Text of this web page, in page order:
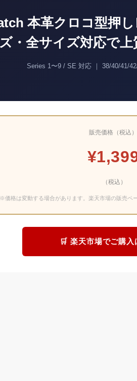
本革クロコ型押
・全サイズ対応で
Series 1〜9 / SE 対応 ｜ 38/40/41/
販売価格（税込）
（税込）
価格は変動する場合があります。楽天市場の販売ペ
🛒 楽天市場でご購入